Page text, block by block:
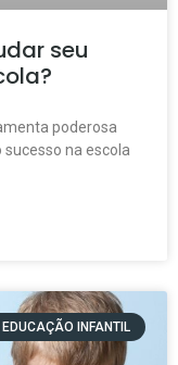
seu
poderosa
na escola
EDUCAÇÃO INFANTIL